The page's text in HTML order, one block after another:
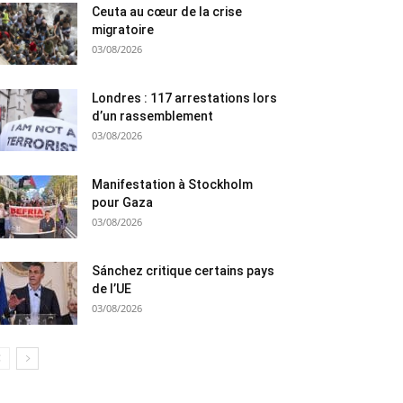
Ceuta au cœur de la crise
migratoire
03/08/2026
Londres : 117 arrestations lors
d’un rassemblement
03/08/2026
Manifestation à Stockholm
pour Gaza
03/08/2026
Sánchez critique certains pays
de l’UE
03/08/2026